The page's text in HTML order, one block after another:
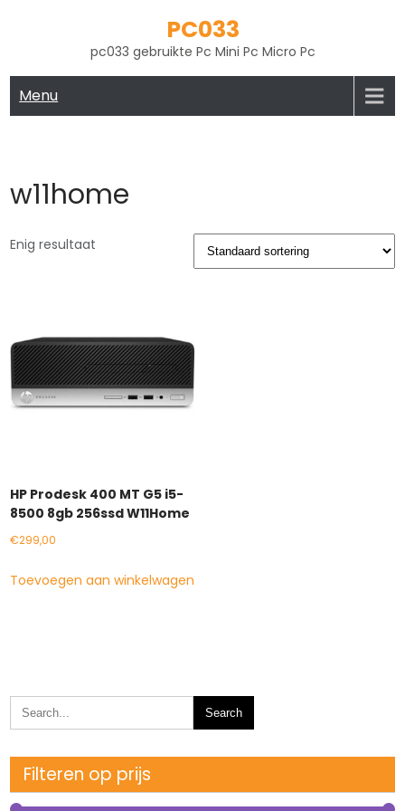
PC033
pc033 gebruikte Pc Mini Pc Micro Pc
Menu
w11home
Enig resultaat
HP Prodesk 400 MT G5 i5-
8500 8gb 256ssd W11Home
€299,00
Toevoegen aan winkelwagen
Filteren op prijs